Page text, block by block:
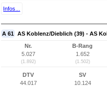
Infos...
A 61 AS Koblenz/Dieblich (39) - AS
Nr.
5.027
(1.892)
B-Rang
1.652
(1.502)
DTV
44.017
SV
10.124